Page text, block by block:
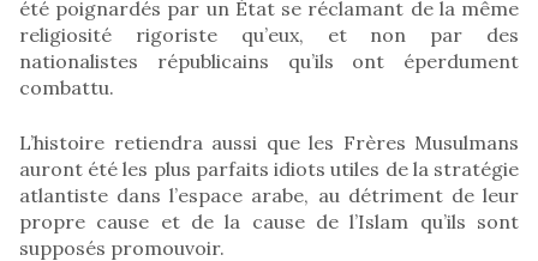
été poignardés par un État se réclamant de la même
religiosité rigoriste qu’eux, et non par des
nationalistes républicains qu’ils ont éperdument
combattu.
L’histoire retiendra aussi que les Frères Musulmans
auront été les plus parfaits idiots utiles de la stratégie
atlantiste dans l’espace arabe, au détriment de leur
propre cause et de la cause de l’Islam qu’ils sont
supposés promouvoir.